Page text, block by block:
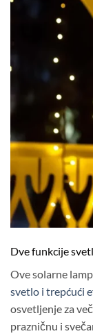
Dve funkcije
Ove solarne
svetlo i trepćući
osvetljenje za
prazničnu i